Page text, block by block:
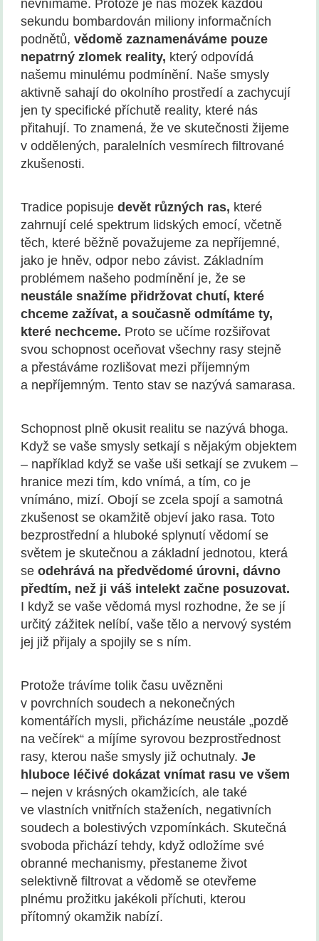
nevnímáme. Protože je náš mozek každou
sekundu bombardován miliony informačních
podnětů,vědomě zaznamenáváme pouze
nepatrný zlomek reality, který odpovídá
našemu minulému podmínění. Naše smysly
aktivně sahají do okolního prostředí a zachycují
jen ty specifické příchutě reality, které nás
přitahují. To znamená, že ve skutečnosti žijeme
v oddělených, paralelních vesmírech filtrované
zkušenosti.
Tradice popisujedevět různých ras, které
zahrnují celé spektrum lidských emocí, včetně
těch, které běžně považujeme za nepříjemné,
jako je hněv, odpor nebo závist. Základním
problémem našeho podmínění je, že se
neustále snažíme přidržovat chutí, které
chceme zažívat, a současně odmítáme ty,
které nechceme. Proto se učíme rozšiřovat
svou schopnost oceňovat všechny rasy stejně
a přestáváme rozlišovat mezi příjemným
a nepříjemným. Tento stav se nazývá samarasa.
Schopnost plně okusit realitu se nazývá bhoga.
Když se vaše smysly setkají s nějakým objektem
– například když se vaše uši setkají se zvukem –
hranice mezi tím, kdo vnímá, a tím, co je
vnímáno, mizí. Obojí se zcela spojí a samotná
zkušenost se okamžitě objeví jako rasa. Toto
bezprostřední a hluboké splynutí vědomí se
světem je skutečnou a základní jednotou, která
seodehrává na předvědomé úrovni, dávno
předtím, než ji váš intelekt začne posuzovat.
I když se vaše vědomá mysl rozhodne, že se jí
určitý zážitek nelíbí, vaše tělo a nervový systém
jej již přijaly a spojily se s ním.
Protože trávíme tolik času uvězněni
v povrchních soudech a nekonečných
komentářích mysli, přicházíme neustále „pozdě
na večírek“ a míjíme syrovou bezprostřednost
rasy, kterou naše smysly již ochutnaly.Je
hluboce léčivé dokázat vnímat rasu ve všem
– nejen v krásných okamžicích, ale také
ve vlastních vnitřních staženích, negativních
soudech a bolestivých vzpomínkách. Skutečná
svoboda přichází tehdy, když odložíme své
obranné mechanismy, přestaneme život
selektivně filtrovat a vědomě se otevřeme
plnému prožitku jakékoli příchuti, kterou
přítomný okamžik nabízí.